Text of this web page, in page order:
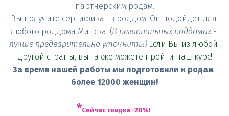
партнерским родам.
Вы получите сертификат в роддом. Он подойдет для
любого роддома Минска. (В региональных роддомах -
лучше предварительно уточнить!) Если Вы из любой
другой страны, вы также можете пройти наш курс!
За время нашей работы мы подготовили к родам
более 12000 женщин!
*Сейчас скидка -20%!